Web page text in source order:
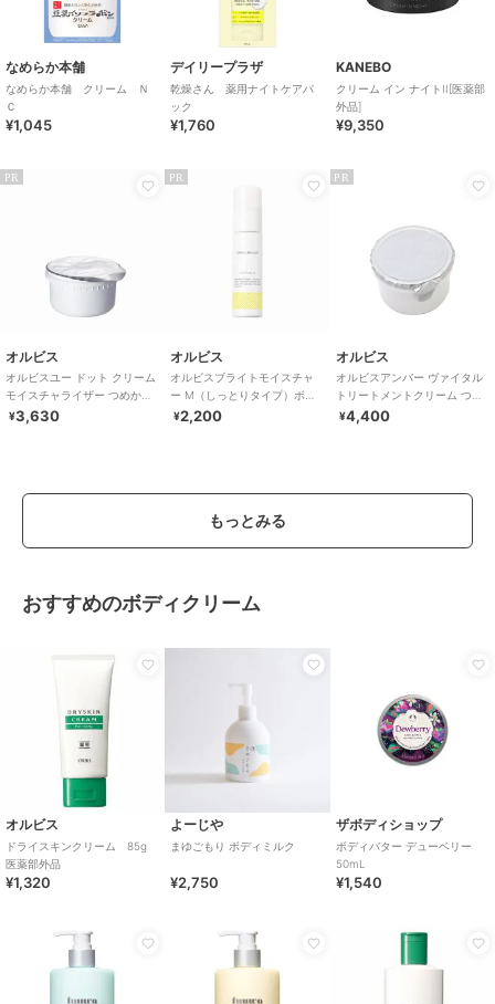
なめらか本舗
なめらか本舗 クリーム Ｎ
Ｃ
¥1,045
デイリープラザ
乾燥さん 薬用ナイトケアパ
ック
¥1,760
KANEBO
クリーム イン ナイトII[医薬部
外品]
¥9,350
PR
オルビス
オルビスユー ドット クリーム
モイスチャライザー つめかえ
用 医薬部外品
¥3,630
PR
オルビス
オルビスブライトモイスチャ
ー M（しっとりタイプ）ボト
ル入り 医薬部外品
¥2,200
PR
オルビス
オルビスアンバー ヴァイタル
トリートメントクリーム つめ
¥4,400
もっとみる
おすすめのボディクリーム
オルビス
ドライスキンクリーム 85g
医薬部外品
¥1,320
よーじや
まゆごもり ボディミルク
¥2,750
ザボディショップ
ボディバター デューベリー
50mL
¥1,540